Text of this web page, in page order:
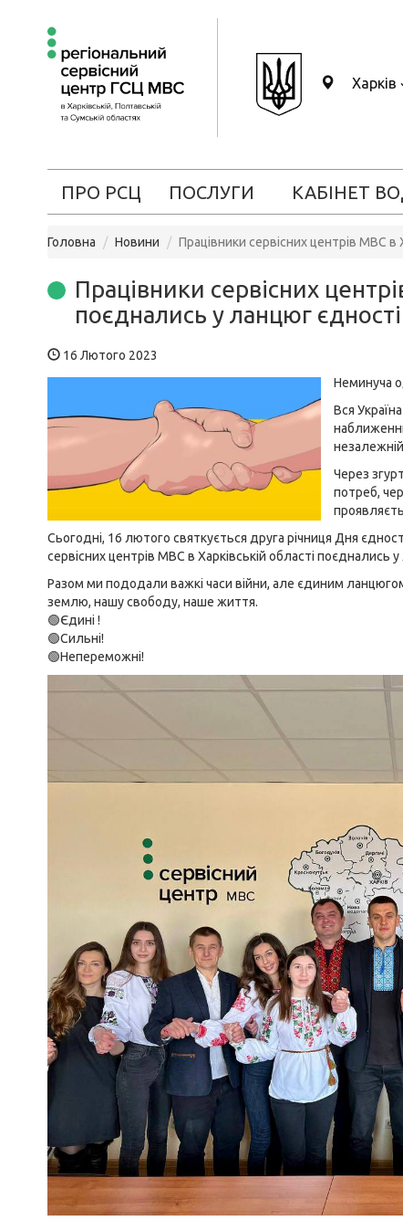
Харків
ПРО РСЦ ПОСЛУГИ КАБІНЕТ
Головна Новини Працівники сервісних центрів МВС в
Працівники сервісних
поєднались у ланцюг єдності
16 Лютого 2023
Неминуча
Вся
Через
потреб,
Сьогодні, 16 лютого святкується друга річниця Дня
сервісних центрів МВС в Харківській області поєднались
Разом ми пододали важкі часи війни, але єдиним
землю, нашу свободу, наше життя.
🟢Єдині !
🟢Сильні!
🟢Непереможні!